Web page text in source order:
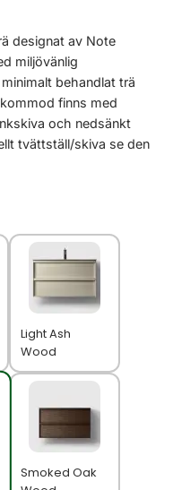
designat av Note
miljövänlig
behandlat trä
finns med
och nedsänkt
tvättställ/skiva se den
Light Ash
Wood
Smoked Oak